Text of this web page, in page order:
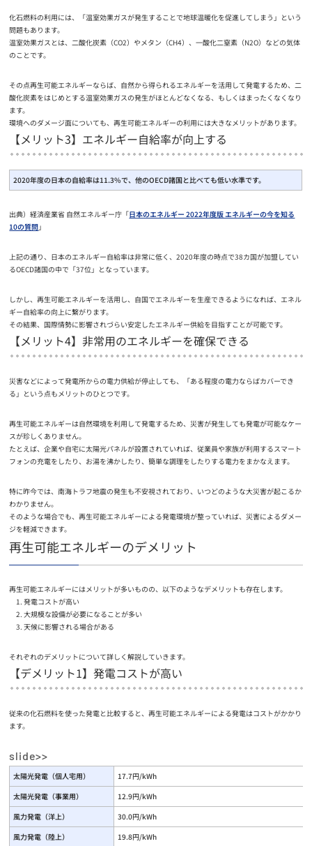
化石燃料の利用には、「温室効果ガスが発生することで地球温暖化を促進してしまう」という
問題もあります。
温室効果ガスとは、二酸化炭素（CO2）やメタン（CH4）、一酸化二窒素（N2O）などの気体
のことです。
その点再生可能エネルギーならば、自然から得られるエネルギーを活用して発電するため、二
酸化炭素をはじめとする温室効果ガスの発生がほとんどなくなる、もしくはまったくなくなり
ます。
環境へのダメージ面についても、再生可能エネルギーの利用には大きなメリットがあります。
【メリット3】エネルギー自給率が向上する
2020年度の日本の自給率は11.3%で、他のOECD諸国と比べても低い水準です。
出典）経済産業省 自然エネルギー庁「日本のエネルギー 2022年度版 エネルギーの今を知る
10の質問」
上記の通り、日本のエネルギー自給率は非常に低く、2020年度の時点で38カ国が加盟してい
るOECD諸国の中で「37位」となっています。
しかし、再生可能エネルギーを活用し、自国でエネルギーを生産できるようになれば、エネル
ギー自給率の向上に繋がります。
その結果、国際情勢に影響されづらい安定したエネルギー供給を目指すことが可能です。
【メリット4】非常用のエネルギーを確保できる
災害などによって発電所からの電力供給が停止しても、「ある程度の電力ならばカバーでき
る」という点もメリットのひとつです。
再生可能エネルギーは自然環境を利用して発電するため、災害が発生しても発電が可能なケー
スが珍しくありません。
たとえば、企業や自宅に太陽光パネルが設置されていれば、従業員や家族が利用するスマート
フォンの充電をしたり、お湯を沸かしたり、簡単な調理をしたりする電力をまかなえます。
特に昨今では、南海トラフ地震の発生も不安視されており、いつどのような大災害が起こるか
わかりません。
そのような場合でも、再生可能エネルギーによる発電環境が整っていれば、災害によるダメー
ジを軽減できます。
再生可能エネルギーのデメリット
再生可能エネルギーにはメリットが多いものの、以下のようなデメリットも存在します。
発電コストが高い
大規模な設備が必要になることが多い
天候に影響される場合がある
それぞれのデメリットについて詳しく解説していきます。
【デメリット1】発電コストが高い
従来の化石燃料を使った発電と比較すると、再生可能エネルギーによる発電はコストがかかり
ます。
太陽光発電（個人宅用）
17.7円/kWh
太陽光発電（事業用）
12.9円/kWh
風力発電（洋上）
30.0円/kWh
風力発電（陸上）
19.8円/kWh